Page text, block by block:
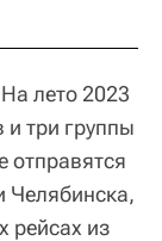
лето 2023
три группы
отправятся
Челябинска,
рейсах из